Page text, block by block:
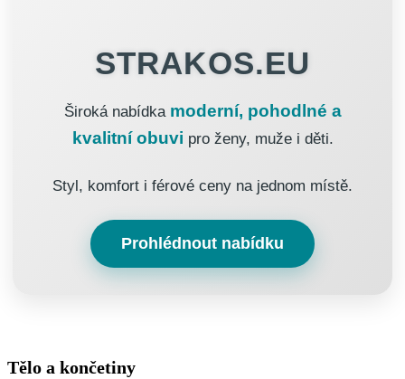
STRAKOS.EU
Široká nabídka moderní, pohodlné a
kvalitní obuvi pro ženy, muže i děti.
Styl, komfort i férové ceny na jednom místě.
Prohlédnout nabídku
Tělo a končetiny